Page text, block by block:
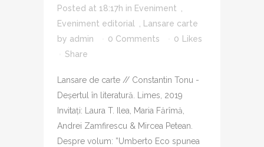
Posted at 18:17h in Eveniment
Eveniment editorial
Lansare carte
by admin 0 Comments 0
Likes
Share
Lansare de carte // Constantin Tonu -
Deșertul în literatură. Limes, 2019
Invitați: Laura T. Ilea, Maria Fărîmă,
Andrei Zamfirescu & Mircea Petean.
Despre volum: ”Umberto Eco spunea